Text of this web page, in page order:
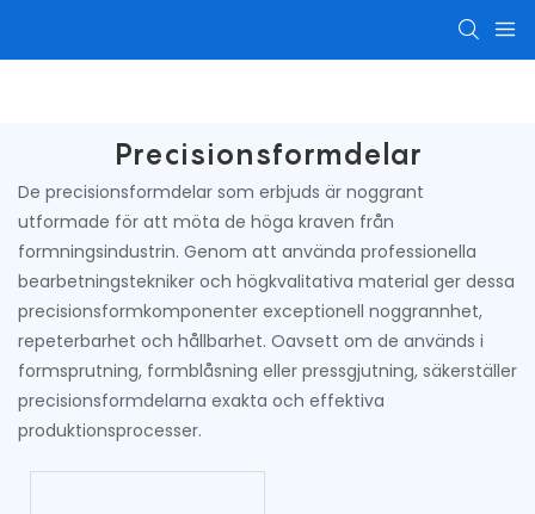
Precisionsformdelar
De precisionsformdelar som erbjuds är noggrant
utformade för att möta de höga kraven från
formningsindustrin. Genom att använda professionella
bearbetningstekniker och högkvalitativa material ger dessa
precisionsformkomponenter exceptionell noggrannhet,
repeterbarhet och hållbarhet. Oavsett om de används i
formsprutning, formblåsning eller pressgjutning, säkerställer
precisionsformdelarna exakta och effektiva
produktionsprocesser.